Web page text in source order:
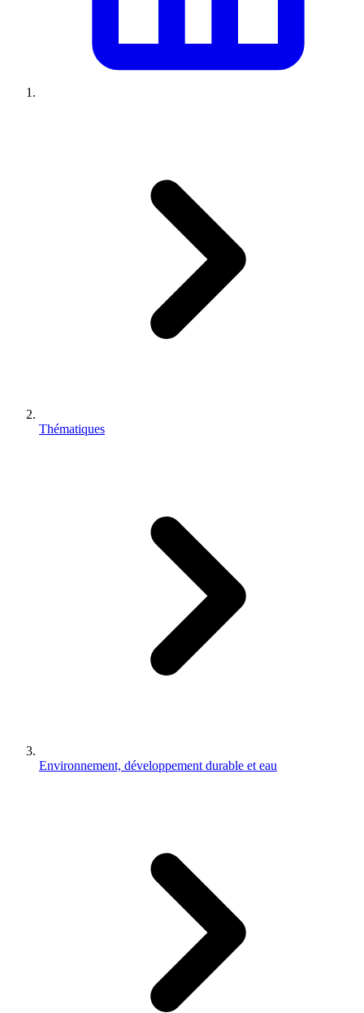
Thématiques
Environnement, développement durable et eau